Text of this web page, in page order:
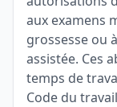
aux examens
grossesse ou
assistée. Ces
temps de
Code du